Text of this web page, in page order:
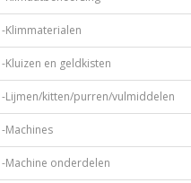
-Klimmaterialen
-Kluizen en geldkisten
-Lijmen/kitten/purren/vulmiddelen
-Machines
-Machine onderdelen